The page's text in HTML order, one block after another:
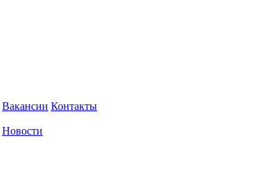
Вакансии Контакты
Новости